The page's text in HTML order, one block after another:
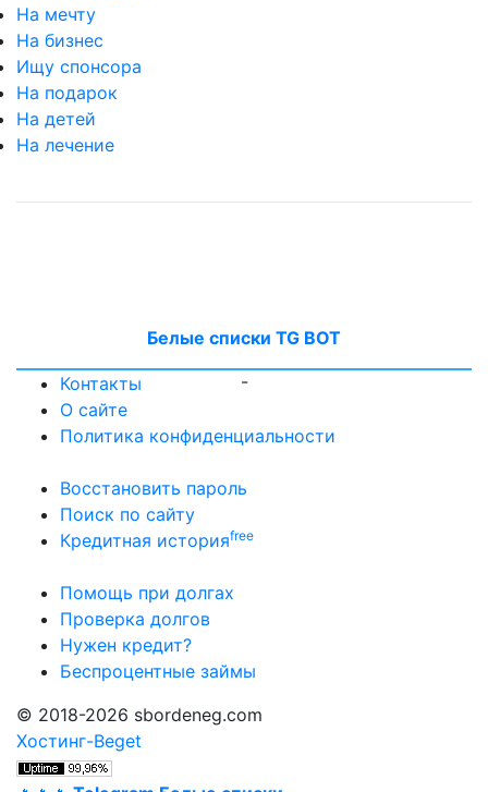
На мечту
На бизнес
Ищу спонсора
На подарок
На детей
На лечение
Белые списки TG BOT
-
Контакты
О сайте
Политика конфиденциальности
Восстановить пароль
Поиск по сайту
Кредитная историяfree
Помощь при долгах
Проверка долгов
Нужен кредит?
Беспроцентные займы
© 2018-2026 sbordeneg.com
Хостинг-Beget